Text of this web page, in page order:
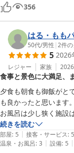
３）大浴場
H.P.掲載の写真では
インフィニティ設計を
無限の開放感、爽快
レスに繋がった完全な
す。
感覚には個人差があ
浴槽の縁にテーパー
縁が無いように工夫し
浴槽と海との間に視
化を考慮すると、基本
・露天風呂
温泉と言えば、露天
356
はる・もも
50代/男性 |2件の
5 2026
レジャー 家族
食事と景色に大満足、
夕食も朝食も御飯がと
も良かったと思います。
お風呂は少し狭く施設
のラウンジなどもとて
オーシャンビューの景
続きを読む
部屋: 5 | 接客・サービス: 5
温泉・お風呂: 3 | 設備: 5 |